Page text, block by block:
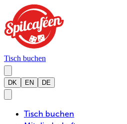
Tisch buchen
DK EN DE
Tisch buchen